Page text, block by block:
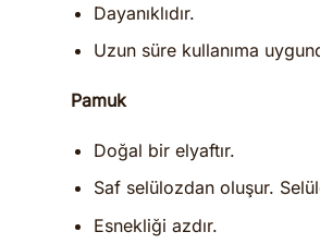
Dayanıklıdır.
Uzun süre kullanıma
Pamuk
Doğal bir elyaftır.
Saf selülozdan oluşur.
Esnekliği azdır.